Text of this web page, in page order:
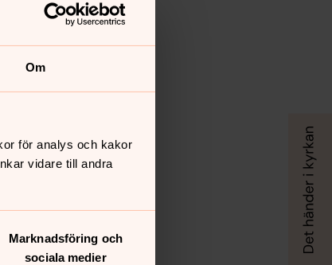
Om
för analys och kakor
vidare till andra
Marknadsföring och
sociala medier